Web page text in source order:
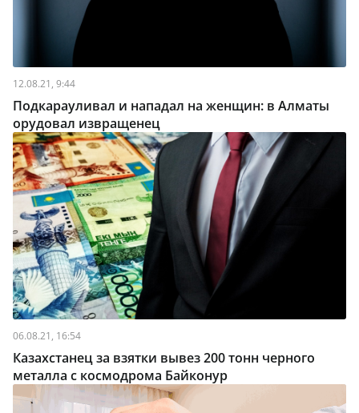
12.08.21, 9:44
Подкарауливал и нападал на женщин: в Алматы
орудовал извращенец
06.08.21, 16:54
Казахстанец за взятки вывез 200 тонн черного
металла с космодрома Байконур